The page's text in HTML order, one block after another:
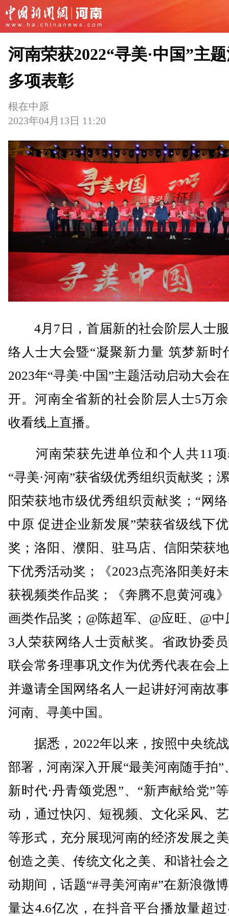
河南荣获2022“寻美·中国”主
多项表彰
根在中原
2023年04月13日 11:20
4月7日，首届新的社会阶层人士
络人士大会暨“凝聚新力量 筑梦新
2023年“寻美·中国”主题活动启动大会
开。河南全省新的社会阶层人士5万
收看线上直播。
河南荣获先进单位和个人共11项
“寻美·河南”获省级优秀组织贡献奖；
阳荣获地市级优秀组织贡献奖；“网
中原 促进企业新发展”荣获省级线下
奖；洛阳、濮阳、驻马店、信阳荣获
下优秀活动奖；《2023点亮洛阳美好
获视频类作品奖；《奔腾不息黄河魂
画类作品奖；@陈超军、@应旺、@中
3人荣获网络人士贡献奖。省政协委
联会常务理事巩文作为优秀代表在会
并邀请全国网络名人一起讲好河南故
河南、寻美中国。
据悉，2022年以来，按照中央统
部署，河南深入开展“最美河南随手拍”
新时代·丹青颂党恩”、“新声献给党”
动，通过快闪、短视频、文化采风、
等形式，充分展现河南的经济发展之
创造之美、传统文化之美、和谐社会
动期间，话题“#寻美河南#”在新浪微
量达4.6亿次，在抖音平台播放量超过